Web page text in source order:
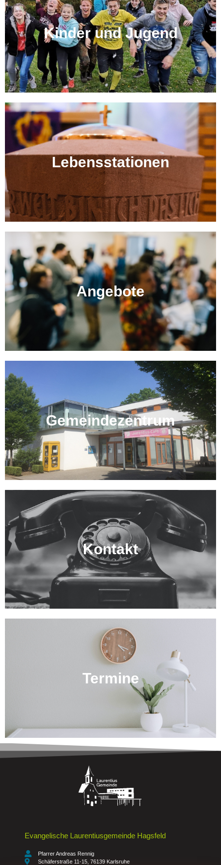
Kinder und Jugend
Lebensstationen
Angebote
Gemeindezentrum
Kontakt
Termine
Evangelische Laurentiusgemeinde Hagsfeld
Pfarrer Andreas Rennig
Schäferstraße 11-15, 76139 Karlsruhe